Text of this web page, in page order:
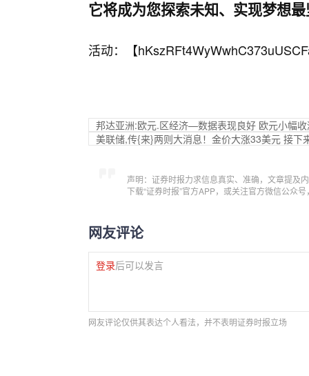
它将成为您探索未知、实现梦想
活动：【
邦达亚洲:欧元.区经济—数据表现良好 欧元小幅
美联储,传{来}两则大消息！金价大涨33美元 接下
声明：证券时报力求信息真实、准确，文章提及
下载“证券时报”官方APP，或关注官方微信公众
网友评论
登录后可以发言
网友评论仅供其表达个人看法，并不表明证券时报立场